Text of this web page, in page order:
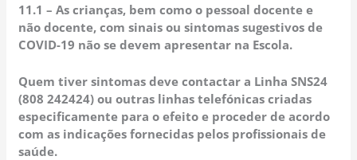
11.1 – As crianças, bem como o pessoal docente e
não docente, com sinais ou sintomas sugestivos de
COVID-19 não se devem apresentar na Escola.
Quem tiver sintomas deve contactar a Linha SNS24
(808 242424) ou outras linhas telefónicas criadas
especificamente para o efeito e proceder de acordo
com as indicações fornecidas pelos profissionais de
saúde.